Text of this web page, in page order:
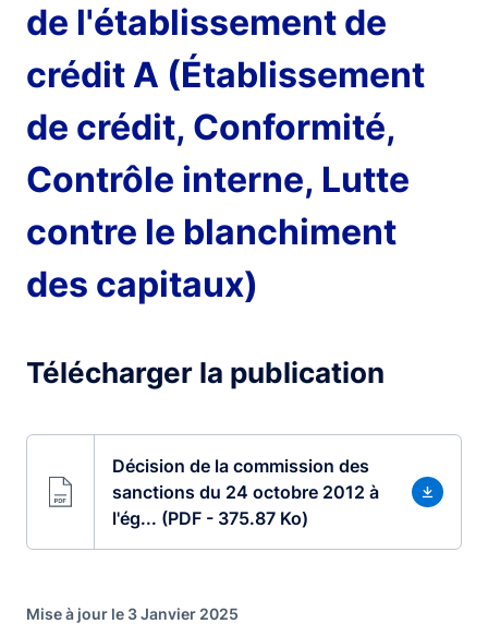
de l'établissement de
crédit A (Établissement
de crédit, Conformité,
Contrôle interne, Lutte
contre le blanchiment
des capitaux)
Télécharger la publication
Décision de la commission des
sanctions du 24 octobre 2012 à
l'ég... (PDF - 375.87 Ko)
Mise à jour le 3 Janvier 2025